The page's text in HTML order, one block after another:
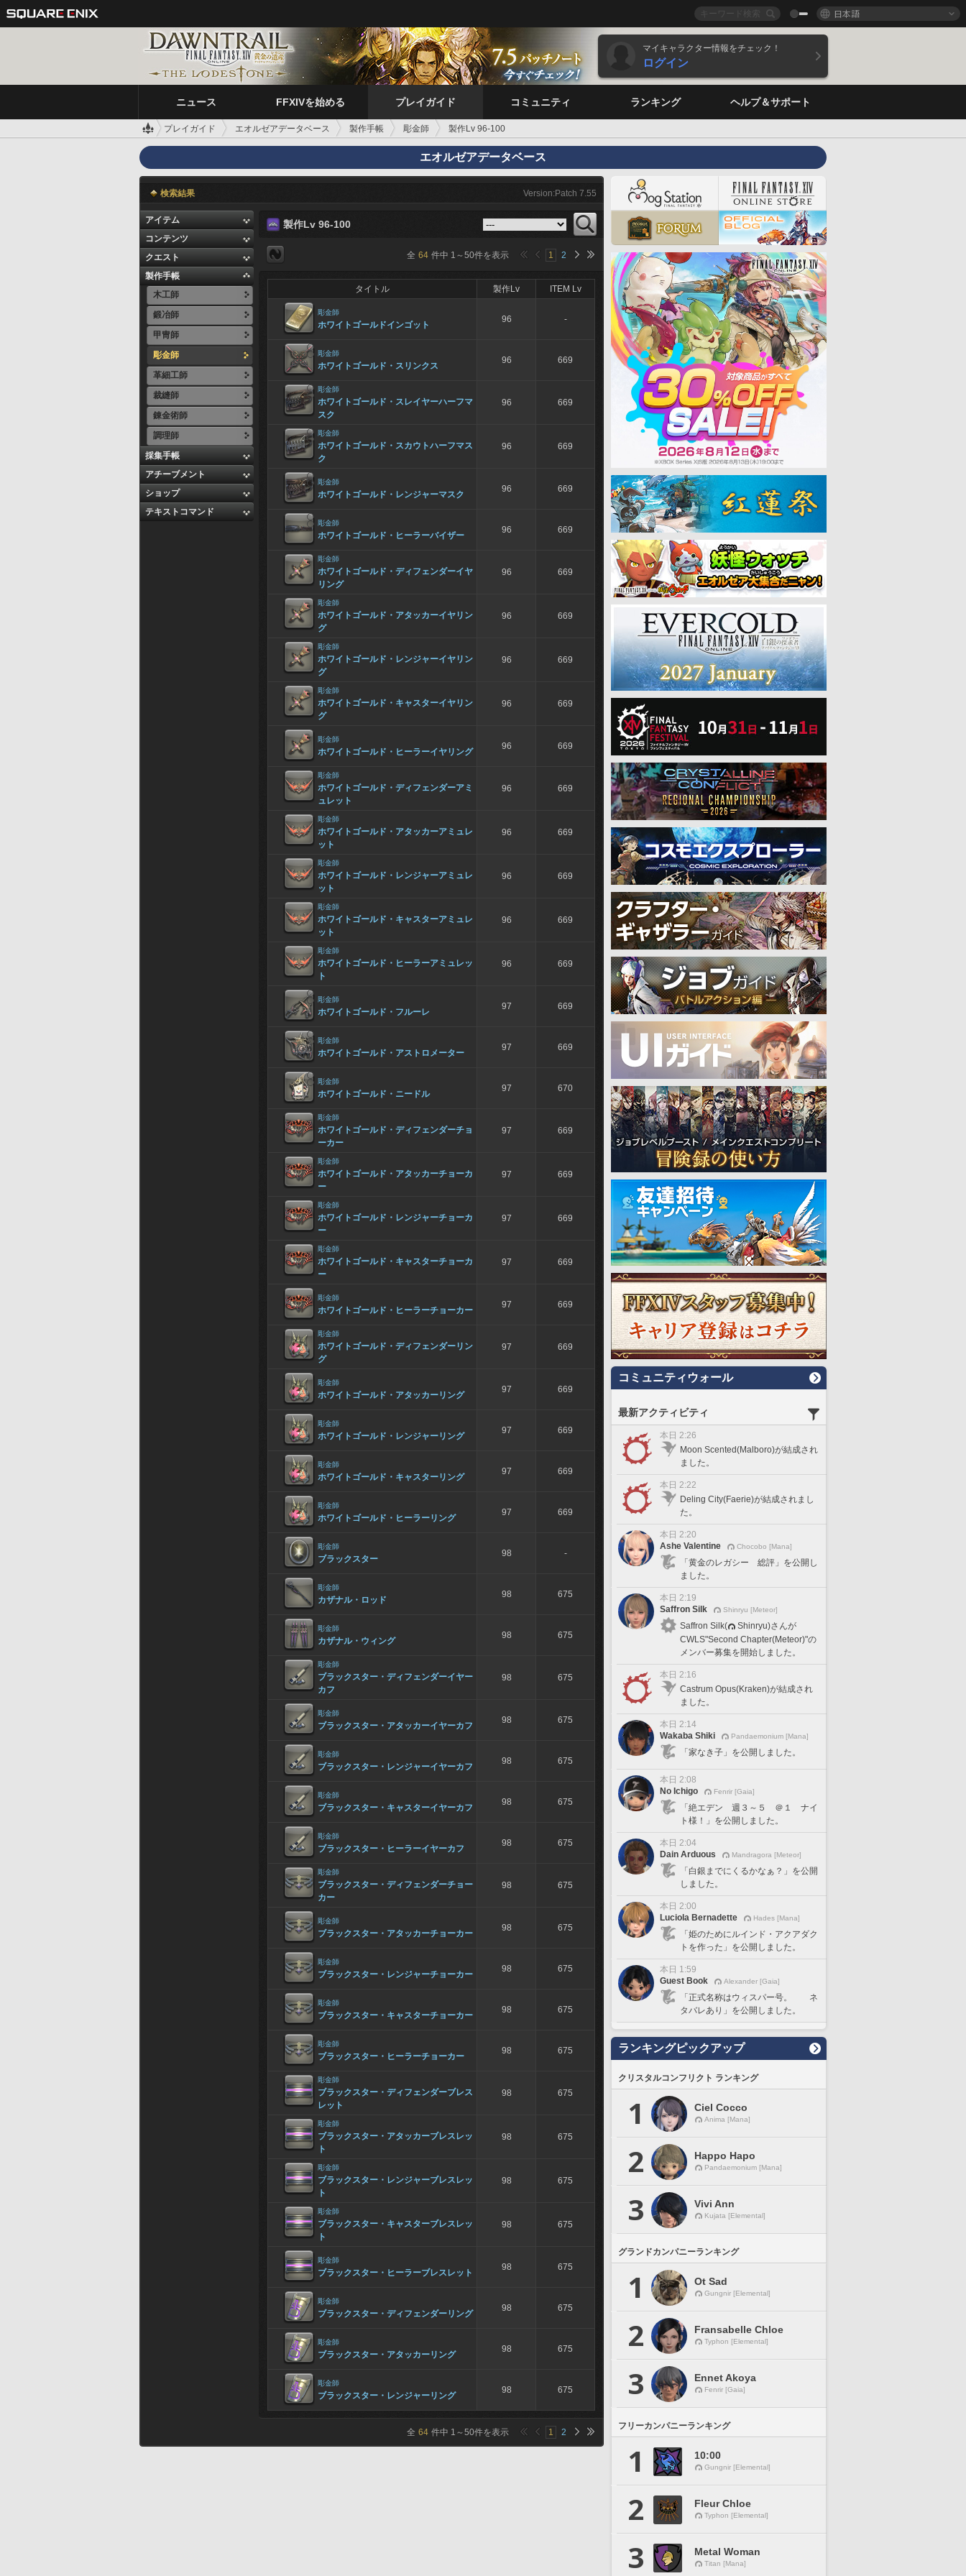
日本語
マイキャラクター情報をチェック！
ログイン
ニュース FFXIVを始める プレイガイド コミュニティ ランキング ヘルプ＆サポート
プレイガイド エオルゼアデータベース 製作手帳 彫金師 製作Lv 96-100
エオルゼアデータベース
検索結果 Version:Patch 7.55
アイテム
コンテンツ
クエスト
製作手帳
木工師
鍛冶師
甲冑師
彫金師
革細工師
裁縫師
錬金術師
調理師
採集手帳
アチーブメント
ショップ
テキストコマンド
製作Lv 96-100
全 64 件中 1 ～50件を表示 1 2
タイトル 製作Lv ITEM Lv
彫金師
ホワイトゴールドインゴット
96 -
彫金師
ホワイトゴールド・スリンクス
96 669
彫金師
ホワイトゴールド・スレイヤーハーフマ
スク
96 669
彫金師
ホワイトゴールド・スカウトハーフマス
ク
96 669
彫金師
ホワイトゴールド・レンジャーマスク
96 669
彫金師
ホワイトゴールド・ヒーラーバイザー
96 669
彫金師
ホワイトゴールド・ディフェンダーイヤ
リング
96 669
彫金師
ホワイトゴールド・アタッカーイヤリン
グ
96 669
彫金師
ホワイトゴールド・レンジャーイヤリン
グ
96 669
彫金師
ホワイトゴールド・キャスターイヤリン
グ
96 669
彫金師
ホワイトゴールド・ヒーラーイヤリング
96 669
彫金師
ホワイトゴールド・ディフェンダーアミ
ュレット
96 669
彫金師
ホワイトゴールド・アタッカーアミュレ
ット
96 669
彫金師
ホワイトゴールド・レンジャーアミュレ
ット
96 669
彫金師
ホワイトゴールド・キャスターアミュレ
ット
96 669
彫金師
ホワイトゴールド・ヒーラーアミュレッ
ト
96 669
彫金師
ホワイトゴールド・フルーレ
97 669
彫金師
ホワイトゴールド・アストロメーター
97 669
彫金師
ホワイトゴールド・ニードル
97 670
彫金師
ホワイトゴールド・ディフェンダーチョ
ーカー
97 669
彫金師
ホワイトゴールド・アタッカーチョーカ
ー
97 669
彫金師
ホワイトゴールド・レンジャーチョーカ
ー
97 669
彫金師
ホワイトゴールド・キャスターチョーカ
ー
97 669
彫金師
ホワイトゴールド・ヒーラーチョーカー
97 669
彫金師
ホワイトゴールド・ディフェンダーリン
グ
97 669
彫金師
ホワイトゴールド・アタッカーリング
97 669
彫金師
ホワイトゴールド・レンジャーリング
97 669
彫金師
ホワイトゴールド・キャスターリング
97 669
彫金師
ホワイトゴールド・ヒーラーリング
97 669
彫金師
ブラックスター
98 -
彫金師
カザナル・ロッド
98 675
彫金師
カザナル・ウィング
98 675
彫金師
ブラックスター・ディフェンダーイヤー
カフ
98 675
彫金師
ブラックスター・アタッカーイヤーカフ
98 675
彫金師
ブラックスター・レンジャーイヤーカフ
98 675
彫金師
ブラックスター・キャスターイヤーカフ
98 675
彫金師
ブラックスター・ヒーラーイヤーカフ
98 675
彫金師
ブラックスター・ディフェンダーチョー
カー
98 675
彫金師
ブラックスター・アタッカーチョーカー
98 675
彫金師
ブラックスター・レンジャーチョーカー
98 675
彫金師
ブラックスター・キャスターチョーカー
98 675
彫金師
ブラックスター・ヒーラーチョーカー
98 675
彫金師
ブラックスター・ディフェンダーブレス
レット
98 675
彫金師
ブラックスター・アタッカーブレスレッ
ト
98 675
彫金師
ブラックスター・レンジャーブレスレッ
ト
98 675
彫金師
ブラックスター・キャスターブレスレッ
ト
98 675
彫金師
ブラックスター・ヒーラーブレスレット
98 675
彫金師
ブラックスター・ディフェンダーリング
98 675
彫金師
ブラックスター・アタッカーリング
98 675
彫金師
ブラックスター・レンジャーリング
98 675
全 64 件中 1 ～50件を表示 1 2
コミュニティウォール
最新アクティビティ
本日 2:26
Moon Scented(Malboro)が結成され
ました。
本日 2:22
Deling City(Faerie)が結成されまし
た。
本日 2:20
Ashe Valentine
Chocobo [Mana]
「黄金のレガシー 総評」を公開し
ました。
本日 2:19
Saffron Silk
Shinryu [Meteor]
Saffron Silk(
Shinryu)さんが
CWLS"Second Chapter(Meteor)"の
メンバー募集を開始しました。
本日 2:16
Castrum Opus(Kraken)が結成され
ました。
本日 2:14
Wakaba Shiki
Pandaemonium [Mana]
「家なき子」を公開しました。
本日 2:08
No Ichigo
Fenrir [Gaia]
「絶エデン 週３～５ ＠１ ナイ
ト様！」を公開しました。
本日 2:04
Dain Arduous
Mandragora [Meteor]
「白銀までにくるかなぁ？」を公開
しました。
本日 2:00
Luciola Bernadette
Hades [Mana]
「姫のためにルインド・アクアダク
トを作った」を公開しました。
本日 1:59
Guest Book
Alexander [Gaia]
「正式名称はウィスパー号。 ネ
タバレあり」を公開しました。
ランキングピックアップ
クリスタルコンフリクト ランキング
1 Ciel Cocco
Anima [Mana]
2 Happo Hapo
Pandaemonium [Mana]
3 Vivi Ann
Kujata [Elemental]
グランドカンパニーランキング
1 Ot Sad
Gungnir [Elemental]
2 Fransabelle Chloe
Typhon [Elemental]
3 Ennet Akoya
Fenrir [Gaia]
フリーカンパニーランキング
1 10:00
Gungnir [Elemental]
2 Fleur Chloe
Typhon [Elemental]
3 Metal Woman
Titan [Mana]